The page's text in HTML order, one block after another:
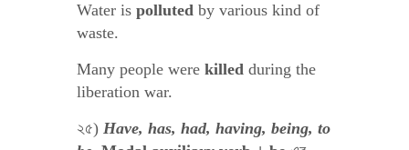
Water is polluted by various kind of
waste.
Many people were killed during the
liberation war.
২৫) Have, has, had, having, being, to